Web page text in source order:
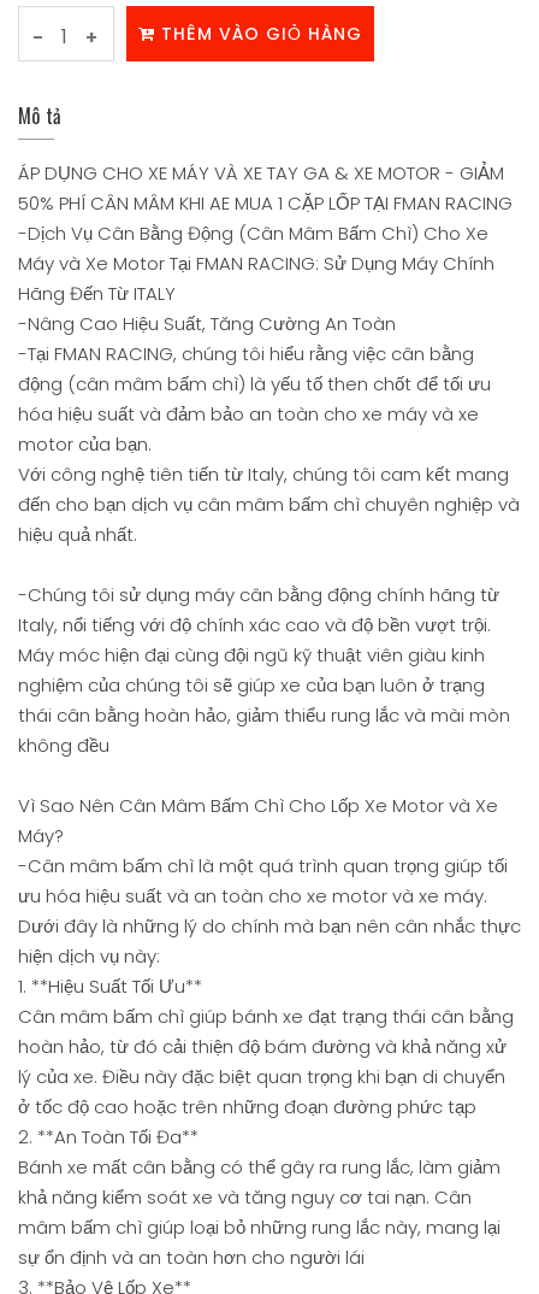
- + THÊM VÀO GIỎ HÀNG
Mô tả
ÁP DỤNG CHO XE MÁY VÀ XE TAY GA & XE MOTOR - GIẢM
50% PHÍ CÂN MÂM KHI AE MUA 1 CẶP LỐP TẠI FMAN RACING
-Dịch Vụ Cân Bằng Động (Cân Mâm Bấm Chì) Cho Xe
Máy và Xe Motor Tại FMAN RACING: Sử Dụng Máy Chính
Hãng Đến Từ ITALY
-Nâng Cao Hiệu Suất, Tăng Cường An Toàn
-Tại FMAN RACING, chúng tôi hiểu rằng việc cân bằng
động (cân mâm bấm chì) là yếu tố then chốt để tối ưu
hóa hiệu suất và đảm bảo an toàn cho xe máy và xe
motor của bạn.
Với công nghệ tiên tiến từ Italy, chúng tôi cam kết mang
đến cho bạn dịch vụ cân mâm bấm chì chuyên nghiệp và
hiệu quả nhất.
-Chúng tôi sử dụng máy cân bằng động chính hãng từ
Italy, nổi tiếng với độ chính xác cao và độ bền vượt trội.
Máy móc hiện đại cùng đội ngũ kỹ thuật viên giàu kinh
nghiệm của chúng tôi sẽ giúp xe của bạn luôn ở trạng
thái cân bằng hoàn hảo, giảm thiểu rung lắc và mài mòn
không đều
Vì Sao Nên Cân Mâm Bấm Chì Cho Lốp Xe Motor và Xe
Máy?
-Cân mâm bấm chì là một quá trình quan trọng giúp tối
ưu hóa hiệu suất và an toàn cho xe motor và xe máy.
Dưới đây là những lý do chính mà bạn nên cân nhắc thực
hiện dịch vụ này:
1. **Hiệu Suất Tối Ưu**
Cân mâm bấm chì giúp bánh xe đạt trạng thái cân bằng
hoàn hảo, từ đó cải thiện độ bám đường và khả năng xử
lý của xe. Điều này đặc biệt quan trọng khi bạn di chuyển
ở tốc độ cao hoặc trên những đoạn đường phức tạp
2. **An Toàn Tối Đa**
Bánh xe mất cân bằng có thể gây ra rung lắc, làm giảm
khả năng kiểm soát xe và tăng nguy cơ tai nạn. Cân
mâm bấm chì giúp loại bỏ những rung lắc này, mang lại
sự ổn định và an toàn hơn cho người lái
3. **Bảo Vệ Lốp Xe**